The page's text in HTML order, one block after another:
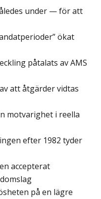
under — för att
ökat
påtalats av AMS
att åtgärder vidtas
motvarighet i reella
efter 1982 tyder
accepterat
på en lägre